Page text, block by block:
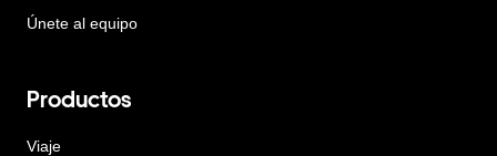
Únete al equipo
Productos
Viaje